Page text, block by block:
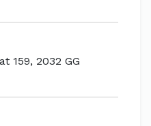
159, 2032 GG